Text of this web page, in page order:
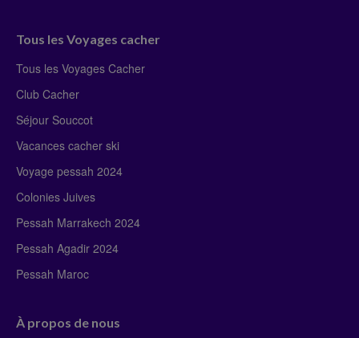
Tous les Voyages cacher
Tous les Voyages Cacher
Club Cacher
Séjour Souccot
Vacances cacher ski
Voyage pessah 2024
Colonies Juives
Pessah Marrakech 2024
Pessah Agadir 2024
Pessah Maroc
À propos de nous